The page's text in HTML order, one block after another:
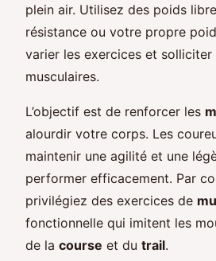
plein air. Utilisez des poids
résistance ou votre propre
varier les exercices et
musculaires.
L’objectif est de renforcer les
alourdir votre corps. Les
maintenir une agilité et une
performer efficacement. Par
privilégiez des exercices de
fonctionnelle qui imitent les
de la course et du trail.